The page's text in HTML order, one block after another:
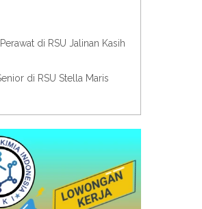
di RSU Jalinan Kasih
di RSU Stella Maris